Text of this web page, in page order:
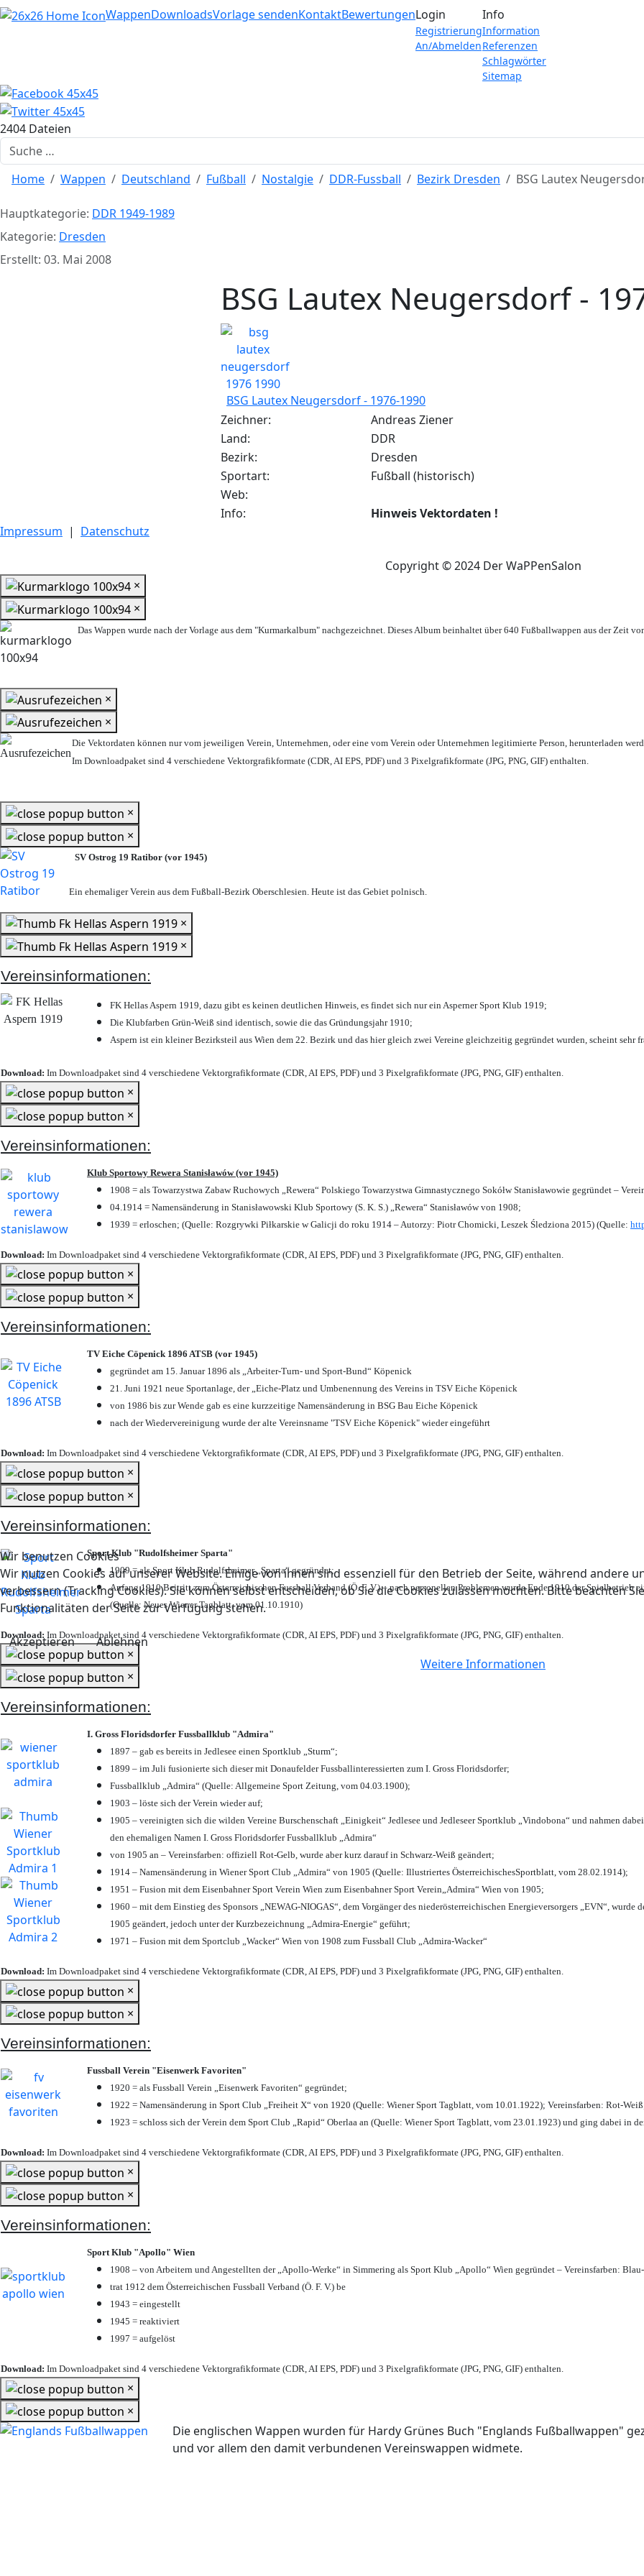
Home
WappenDownloadsVorlage sendenKontaktBewertungenLogin
Registrierung
An/Abmelden
Info
Information
Referenzen
Schlagwörter
Sitemap
2404 Dateien
Suchen
Home Wappen Deutschland Fußball Nostalgie DDR-Fussball Bezirk Dresden BSG Lautex
Hauptkategorie: DDR 1949-1989
Kategorie: Dresden
Erstellt: 03. Mai 2008
BSG Lautex Neugersdorf -
BSG Lautex Neugersdorf - 1976-1990
Zeichner:
Andreas Ziener
Land:
DDR
Bezirk:
Dresden
Sportart:
Fußball (historisch)
Web:
Info:
Hinweis Vektordaten !
Impressum | Datenschutz
Copyright © 2024 Der WaPPenSalon
Wir benutzen Cookies
Wir nutzen Cookies auf unserer Website. Einige von ihnen sind essenziell für den Betrieb der Seite, während andere
verbessern (Tracking Cookies). Sie können selbst entscheiden, ob Sie die Cookies zulassen möchten. Bitte beachten
Funktionalitäten der Seite zur Verfügung stehen.
Akzeptieren
Ablehnen
Weitere Informationen
×
×
Das Wappen wurde nach der Vorlage aus dem "Kurmarkalbum" nachgezeichnet. Dieses Album beinhaltet über 640 Fußballwappen aus der Zeit
×
×
Die Vektordaten können nur vom jeweiligen Verein, Unternehmen, oder eine vom Verein oder Unternehmen legitimierte Person, herunterladen
Im Downloadpaket sind 4 verschiedene Vektorgrafikformate (CDR, AI EPS, PDF) und 3 Pixelgrafikformate (JPG, PNG, GIF) enthalten.
×
×
SV Ostrog 19 Ratibor (vor 1945)
Ein ehemaliger Verein aus dem Fußball-Bezirk Oberschlesien. Heute ist das Gebiet polnisch.
×
×
Vereinsinformationen:
FK Hellas Aspern 1919, dazu gibt es keinen deutlichen Hinweis, es findet sich nur ein Asperner Sport Klub 1919;
Die Klubfarben Grün-Weiß sind identisch, sowie die das Gründungsjahr 1910;
Aspern ist ein kleiner Bezirksteil aus Wien dem 22. Bezirk und das hier gleich zwei Vereine gleichzeitig gegründet wurden, scheint sehr
Download: Im Downloadpaket sind 4 verschiedene Vektorgrafikformate (CDR, AI EPS, PDF) und 3 Pixelgrafikformate (JPG, PNG, GIF) enthalten.
×
×
Vereinsinformationen:
Klub Sportowy Rewera Stanisławów (vor 1945)
1908 = als Towarzystwa Zabaw Ruchowych „Rewera“ Polskiego Towarzystwa Gimnastycznego Sokółw Stanisławowie gegründet –
04.1914 = Namensänderung in Stanisławowski Klub Sportowy (S. K. S.) „Rewera“ Stanisławów von 1908;
1939 = erloschen; (Quelle: Rozgrywki Piłkarskie w Galicji do roku 1914 – Autorzy: Piotr Chomicki, Leszek Śledziona 2015) (Quelle:
Download: Im Downloadpaket sind 4 verschiedene Vektorgrafikformate (CDR, AI EPS, PDF) und 3 Pixelgrafikformate (JPG, PNG, GIF) enthalten.
×
×
Vereinsinformationen:
TV Eiche Cöpenick 1896 ATSB (vor 1945)
gegründet am 15. Januar 1896 als „Arbeiter-Turn- und Sport-Bund“ Köpenick
21. Juni 1921 neue Sportanlage, der „Eiche-Platz und Umbenennung des Vereins in TSV Eiche Köpenick
von 1986 bis zur Wende gab es eine kurzzeitige Namensänderung in BSG Bau Eiche Köpenick
nach der Wiedervereinigung wurde der alte Vereinsname "TSV Eiche Köpenick" wieder eingeführt
Download: Im Downloadpaket sind 4 verschiedene Vektorgrafikformate (CDR, AI EPS, PDF) und 3 Pixelgrafikformate (JPG, PNG, GIF) enthalten.
×
×
Vereinsinformationen:
Sport Klub "Rudolfsheimer Sparta"
1909 = als Sport Klub Rudolfsheimer „Sparta“ gegründet;
Anfang 1910 Beitritt zum Österreichischen Fussball Verband (Ö. F. V.) – nach personellen Problemen wurde Ende 1910 der
(Quelle: Neues Wiener Tagblatt, vom 01.10.1910)
Download: Im Downloadpaket sind 4 verschiedene Vektorgrafikformate (CDR, AI EPS, PDF) und 3 Pixelgrafikformate (JPG, PNG, GIF) enthalten.
×
×
Vereinsinformationen:
I. Gross Floridsdorfer Fussballklub "Admira"
1897 – gab es bereits in Jedlesee einen Sportklub „Sturm“;
1899 – im Juli fusionierte sich dieser mit Donaufelder Fussballinteressierten zum I. Gross Floridsdorfer;
Fussballklub „Admira“ (Quelle: Allgemeine Sport Zeitung, vom 04.03.1900);
1903 – löste sich der Verein wieder auf;
1905 – vereinigten sich die wilden Vereine Burschenschaft „Einigkeit“ Jedlesee und Jedleseer Sportklub „Vindobona“ und nahmen
den ehemaligen Namen I. Gross Floridsdorfer Fussballklub „Admira“
von 1905 an – Vereinsfarben: offiziell Rot-Gelb, wurde aber kurz darauf in Schwarz-Weiß geändert;
1914 – Namensänderung in Wiener Sport Club „Admira“ von 1905 (Quelle: Illustriertes ÖsterreichischesSportblatt, vom 28.02.1914);
1951 – Fusion mit dem Eisenbahner Sport Verein Wien zum Eisenbahner Sport Verein„Admira“ Wien von 1905;
1960 – mit dem Einstieg des Sponsors „NEWAG-NIOGAS“, dem Vorgänger des niederösterreichischen Energieversorgers „EVN“,
1905 geändert, jedoch unter der Kurzbezeichnung „Admira-Energie“ geführt;
1971 – Fusion mit dem Sportclub „Wacker“ Wien von 1908 zum Fussball Club „Admira-Wacker“
Download: Im Downloadpaket sind 4 verschiedene Vektorgrafikformate (CDR, AI EPS, PDF) und 3 Pixelgrafikformate (JPG, PNG, GIF) enthalten.
×
×
Vereinsinformationen:
Fussball Verein "Eisenwerk Favoriten"
1920 = als Fussball Verein „Eisenwerk Favoriten“ gegründet;
1922 = Namensänderung in Sport Club „Freiheit X“ von 1920 (Quelle: Wiener Sport Tagblatt, vom 10.01.1922); Vereinsfarben: Rot-
1923 = schloss sich der Verein dem Sport Club „Rapid“ Oberlaa an (Quelle: Wiener Sport Tagblatt, vom 23.01.1923) und ging dabei in
Download: Im Downloadpaket sind 4 verschiedene Vektorgrafikformate (CDR, AI EPS, PDF) und 3 Pixelgrafikformate (JPG, PNG, GIF) enthalten.
×
×
Vereinsinformationen:
Sport Klub "Apollo" Wien
1908 – von Arbeitern und Angestellten der „Apollo-Werke“ in Simmering als Sport Klub „Apollo“ Wien gegründet – Vereinsfarben:
trat 1912 dem Österreichischen Fussball Verband (Ö. F. V.) be
1943 = eingestellt
1945 = reaktiviert
1997 = aufgelöst
Download: Im Downloadpaket sind 4 verschiedene Vektorgrafikformate (CDR, AI EPS, PDF) und 3 Pixelgrafikformate (JPG, PNG, GIF) enthalten.
×
×
Die englischen Wappen wurden für Hardy Grünes Buch "Englands Fußballwappen"
und vor allem den damit verbundenen Vereinswappen widmete.